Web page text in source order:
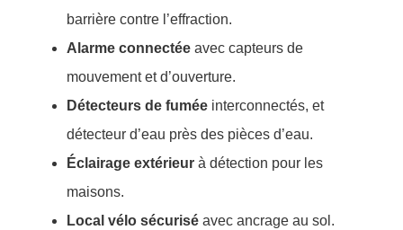
barrière contre l’effraction.
Alarme connectée avec capteurs de
mouvement et d’ouverture.
Détecteurs de fumée interconnectés, et
détecteur d’eau près des pièces d’eau.
Éclairage extérieur à détection pour les
maisons.
Local vélo sécurisé avec ancrage au sol.